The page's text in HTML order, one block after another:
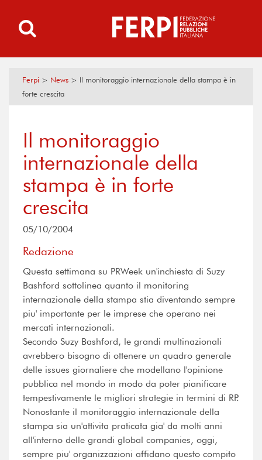
Ferpi > News > Il monitoraggio internazionale della stampa è in
forte crescita
Il monitoraggio
internazionale della
stampa è in forte
crescita
05/10/2004
Redazione
Questa settimana su PRWeek un'inchiesta di Suzy
Bashford sottolinea quanto il monitoring
internazionale della stampa stia diventando sempre
piu' importante per le imprese che operano nei
mercati internazionali.
Secondo Suzy Bashford, le grandi multinazionali
avrebbero bisogno di ottenere un quadro generale
delle issues giornaliere che modellano l'opinione
pubblica nel mondo in modo da poter pianificare
tempestivamente le migliori strategie in termini di RP.
Nonostante il monitoraggio internazionale della
stampa sia un'attivita praticata gia' da molti anni
all'interno delle grandi global companies, oggi,
sempre piu' organizzazioni affidano questo compito